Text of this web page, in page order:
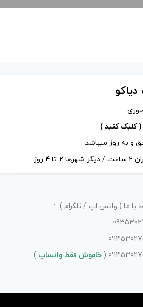
کلیک کنید )
و به روز میباشد .
روز
با ما ( واتس اپ / تلگرام ) :
خاموش فقط واتساپ )